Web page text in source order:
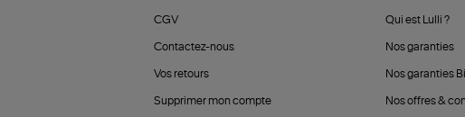
CGV
Contactez-nous
Vos retours
Supprimer mon compte
Qui est Lulli ?
Nos garanties
Nos garanties
Nos offres &